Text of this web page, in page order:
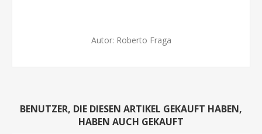
Autor: Roberto Fraga
BENUTZER, DIE DIESEN ARTIKEL GEKAUFT HABEN,
HABEN AUCH GEKAUFT